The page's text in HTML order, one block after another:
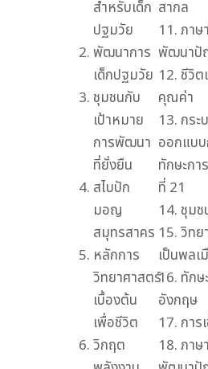
สำหรับเด็ก
ปฐมวัย
พัฒนาการ
เด็กปฐมวัย
ชุมชนกับ
เป้าหมาย
การพัฒนา
ที่ยั่งยืน
สไบปัก
มอญ
สมุทรสาคร
หลักการ
วิทยาศาสตร์
เบื้องต้น
เพื่อชีวิต
วิกฤต
สากล
11. ภาษ
พัฒนา
12. ชีวิต
คุณค่า
13. กระ
ออกแบ
ทักษะกา
ที่ 21
14. ชุม
15. วิท
เป็นพลเ
16. ทักษ
อังกฤษ
17. การ
18. ภาษ